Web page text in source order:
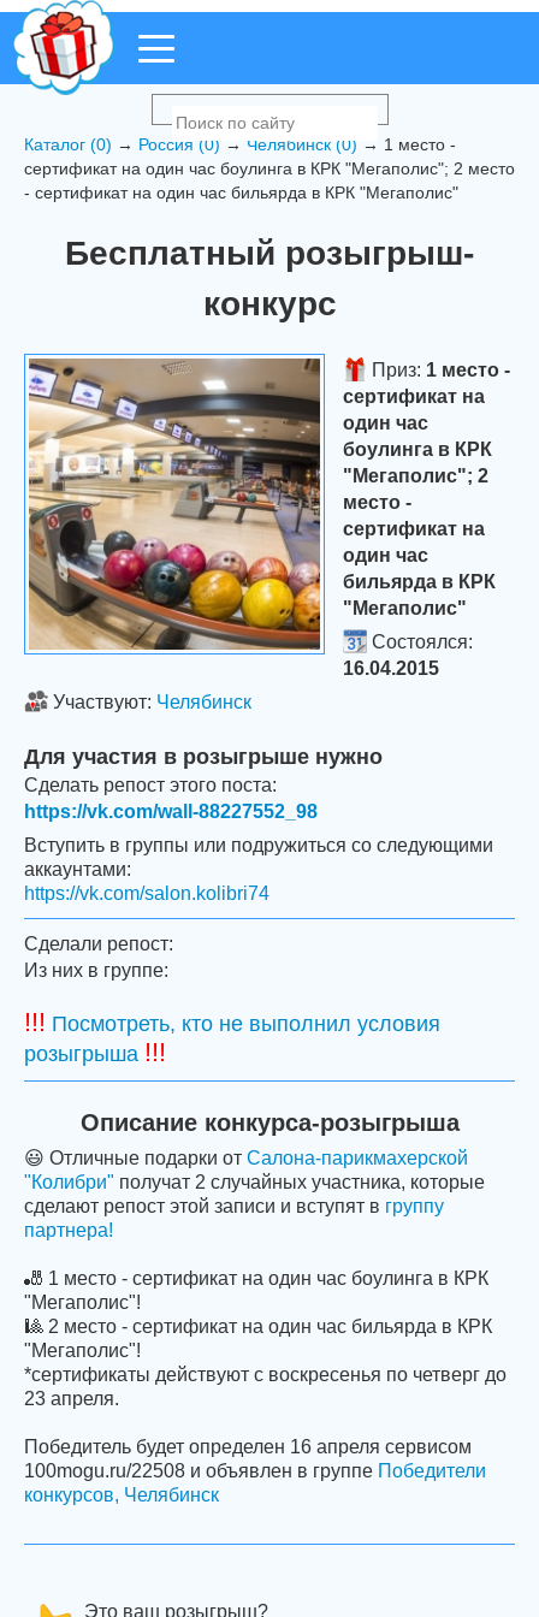
Каталог (0) → Россия (0) → Челябинск (0) → 1 место -
cертификат на один час боулинга в КРК "Мегаполис"; 2 место
- cертификат на один час бильярда в КРК "Мегаполис"
Бесплатный розыгрыш-
конкурс
Приз: 1 место -
cертификат на
один час
боулинга в КРК
"Мегаполис"; 2
место -
cертификат на
один час
бильярда в КРК
"Мегаполис"
Состоялся:
16.04.2015
Участвуют: Челябинск
Для участия в розыгрыше нужно
Сделать репост этого поста:
https://vk.com/wall-88227552_98
Вступить в группы или подружиться со следующими
аккаунтами:
https://vk.com/salon.kolibri74
Сделали репост:
Из них в группе:
!!! Посмотреть, кто не выполнил условия
розыгрыша !!!
Описание конкурса-розыгрыша
😃 Отличные подарки от Салона-парикмахерской
"Колибри" получат 2 случайных участника, которые
сделают репост этой записи и вступят в группу
партнера!
🎳 1 место - cертификат на один час боулинга в КРК
"Мегаполис"!
🎱 2 место - cертификат на один час бильярда в КРК
"Мегаполис"!
*сертификаты действуют с воскресенья по четверг до
23 апреля.
Победитель будет определен 16 апреля сервисом
100mogu.ru/22508 и объявлен в группе Победители
конкурсов, Челябинск
Это ваш розыгрыш?